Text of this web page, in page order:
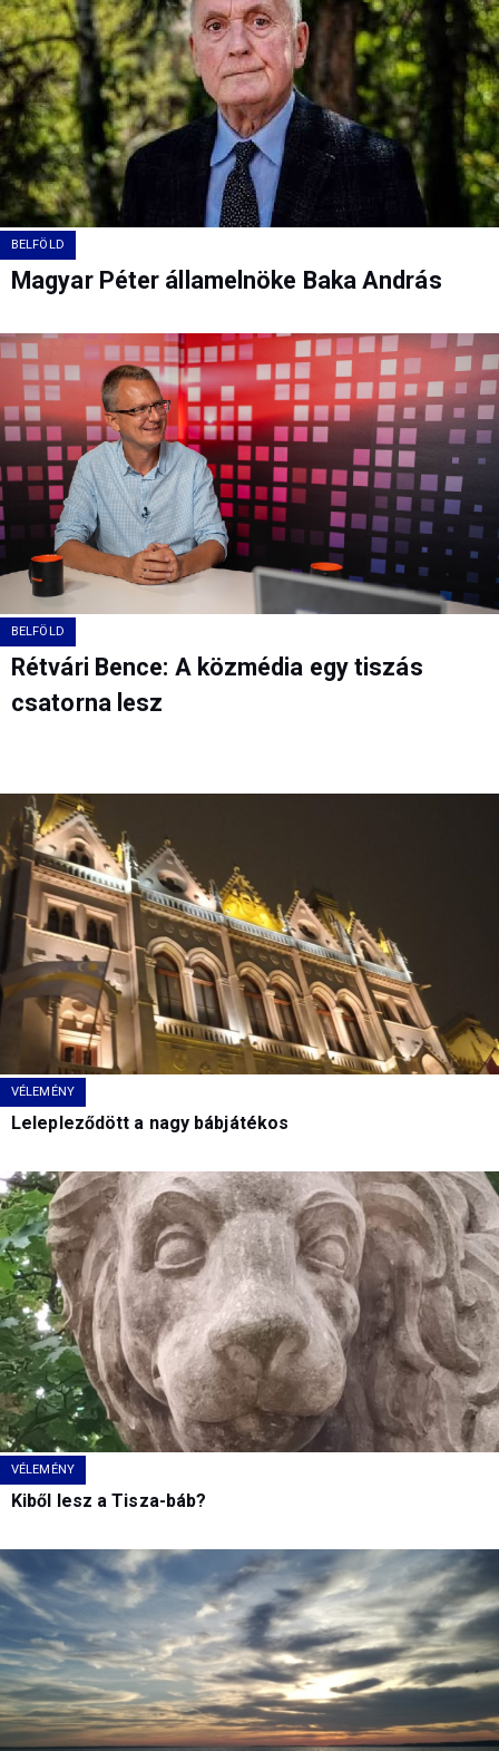
BELFÖLD
Magyar Péter államelnöke Baka András
BELFÖLD
Rétvári Bence: A közmédia egy tiszás
csatorna lesz
VÉLEMÉNY
Lelepleződött a nagy bábjátékos
VÉLEMÉNY
Kiből lesz a Tisza-báb?